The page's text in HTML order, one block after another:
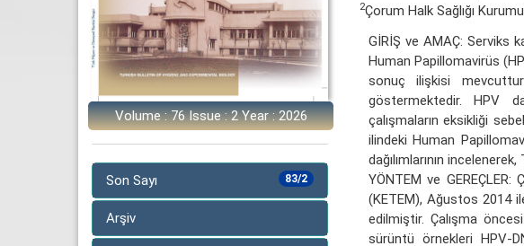
Volume : 76 Issue : 2 Year : 2026
83/2
Son Sayı
Arşiv
2Çorum Halk Sağlığı
GİRİŞ ve AMAÇ: Serviks
Human Papillomavirüs
sonuç ilişkisi mevcuttur
göstermektedir. HPV
çalışmaların eksikliği
ilindeki Human
dağılımlarının
YÖNTEM ve
(KETEM), Ağustos 2014
edilmiştir. Çalışma
sürüntü örnekleri HPV-